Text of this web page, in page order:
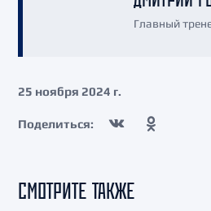
Главный
25 ноября 2024 г.
Поделиться:
СМОТРИТЕ ТАКЖЕ